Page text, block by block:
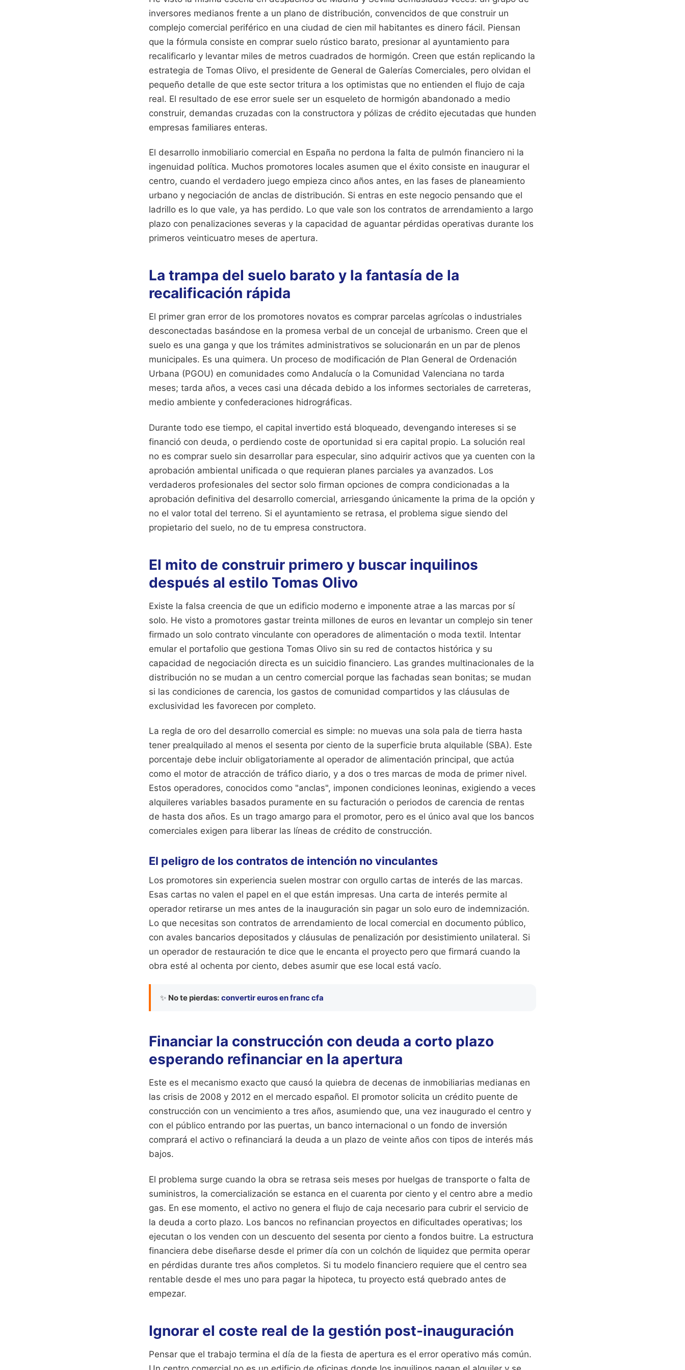
inversores medianos frente a un plano de distribución, convencidos de que construir un
complejo comercial periférico en una ciudad de cien mil habitantes es dinero fácil. Piensan
que la fórmula consiste en comprar suelo rústico barato, presionar al ayuntamiento para
recalificarlo y levantar miles de metros cuadrados de hormigón. Creen que están replicando la
estrategia de Tomas Olivo, el presidente de General de Galerías Comerciales, pero olvidan el
pequeño detalle de que este sector tritura a los optimistas que no entienden el flujo de caja
real. El resultado de ese error suele ser un esqueleto de hormigón abandonado a medio
construir, demandas cruzadas con la constructora y pólizas de crédito ejecutadas que hunden
empresas familiares enteras.
El desarrollo inmobiliario comercial en España no perdona la falta de pulmón financiero ni la
ingenuidad política. Muchos promotores locales asumen que el éxito consiste en inaugurar el
centro, cuando el verdadero juego empieza cinco años antes, en las fases de planeamiento
urbano y negociación de anclas de distribución. Si entras en este negocio pensando que el
ladrillo es lo que vale, ya has perdido. Lo que vale son los contratos de arrendamiento a largo
plazo con penalizaciones severas y la capacidad de aguantar pérdidas operativas durante los
primeros veinticuatro meses de apertura.
La trampa del suelo barato y la fantasía de la
recalificación rápida
El primer gran error de los promotores novatos es comprar parcelas agrícolas o industriales
desconectadas basándose en la promesa verbal de un concejal de urbanismo. Creen que el
suelo es una ganga y que los trámites administrativos se solucionarán en un par de plenos
municipales. Es una quimera. Un proceso de modificación de Plan General de Ordenación
Urbana (PGOU) en comunidades como Andalucía o la Comunidad Valenciana no tarda
meses; tarda años, a veces casi una década debido a los informes sectoriales de carreteras,
medio ambiente y confederaciones hidrográficas.
Durante todo ese tiempo, el capital invertido está bloqueado, devengando intereses si se
financió con deuda, o perdiendo coste de oportunidad si era capital propio. La solución real
no es comprar suelo sin desarrollar para especular, sino adquirir activos que ya cuenten con la
aprobación ambiental unificada o que requieran planes parciales ya avanzados. Los
verdaderos profesionales del sector solo firman opciones de compra condicionadas a la
aprobación definitiva del desarrollo comercial, arriesgando únicamente la prima de la opción y
no el valor total del terreno. Si el ayuntamiento se retrasa, el problema sigue siendo del
propietario del suelo, no de tu empresa constructora.
El mito de construir primero y buscar inquilinos
después al estilo Tomas Olivo
Existe la falsa creencia de que un edificio moderno e imponente atrae a las marcas por sí
solo. He visto a promotores gastar treinta millones de euros en levantar un complejo sin tener
firmado un solo contrato vinculante con operadores de alimentación o moda textil. Intentar
emular el portafolio que gestiona Tomas Olivo sin su red de contactos histórica y su
capacidad de negociación directa es un suicidio financiero. Las grandes multinacionales de la
distribución no se mudan a un centro comercial porque las fachadas sean bonitas; se mudan
si las condiciones de carencia, los gastos de comunidad compartidos y las cláusulas de
exclusividad les favorecen por completo.
La regla de oro del desarrollo comercial es simple: no muevas una sola pala de tierra hasta
tener prealquilado al menos el sesenta por ciento de la superficie bruta alquilable (SBA). Este
porcentaje debe incluir obligatoriamente al operador de alimentación principal, que actúa
como el motor de atracción de tráfico diario, y a dos o tres marcas de moda de primer nivel.
Estos operadores, conocidos como "anclas", imponen condiciones leoninas, exigiendo a veces
alquileres variables basados puramente en su facturación o periodos de carencia de rentas
de hasta dos años. Es un trago amargo para el promotor, pero es el único aval que los bancos
comerciales exigen para liberar las líneas de crédito de construcción.
El peligro de los contratos de intención no vinculantes
Los promotores sin experiencia suelen mostrar con orgullo cartas de interés de las marcas.
Esas cartas no valen el papel en el que están impresas. Una carta de interés permite al
operador retirarse un mes antes de la inauguración sin pagar un solo euro de indemnización.
Lo que necesitas son contratos de arrendamiento de local comercial en documento público,
con avales bancarios depositados y cláusulas de penalización por desistimiento unilateral. Si
un operador de restauración te dice que le encanta el proyecto pero que firmará cuando la
obra esté al ochenta por ciento, debes asumir que ese local está vacío.
✨ No te pierdas: convertir euros en franc cfa
Financiar la construcción con deuda a corto plazo
esperando refinanciar en la apertura
Este es el mecanismo exacto que causó la quiebra de decenas de inmobiliarias medianas en
las crisis de 2008 y 2012 en el mercado español. El promotor solicita un crédito puente de
construcción con un vencimiento a tres años, asumiendo que, una vez inaugurado el centro y
con el público entrando por las puertas, un banco internacional o un fondo de inversión
comprará el activo o refinanciará la deuda a un plazo de veinte años con tipos de interés más
bajos.
El problema surge cuando la obra se retrasa seis meses por huelgas de transporte o falta de
suministros, la comercialización se estanca en el cuarenta por ciento y el centro abre a medio
gas. En ese momento, el activo no genera el flujo de caja necesario para cubrir el servicio de
la deuda a corto plazo. Los bancos no refinancian proyectos en dificultades operativas; los
ejecutan o los venden con un descuento del sesenta por ciento a fondos buitre. La estructura
financiera debe diseñarse desde el primer día con un colchón de liquidez que permita operar
en pérdidas durante tres años completos. Si tu modelo financiero requiere que el centro sea
rentable desde el mes uno para pagar la hipoteca, tu proyecto está quebrado antes de
empezar.
Ignorar el coste real de la gestión post-inauguración
Pensar que el trabajo termina el día de la fiesta de apertura es el error operativo más común.